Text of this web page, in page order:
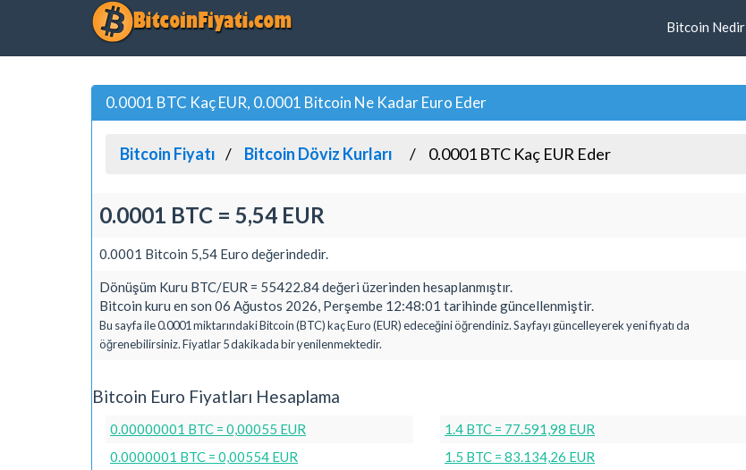
Bitcoin Nedir
0.0001 BTC Kaç EUR, 0.0001 Bitcoin Ne Kadar Euro Eder
Bitcoin Fiyatı Bitcoin Döviz Kurları 0.0001 BTC Kaç EUR Eder
0.0001 BTC = 5,54 EUR
0.0001 Bitcoin 5,54 Euro değerindedir.
Dönüşüm Kuru BTC/EUR = 55422.84 değeri üzerinden hesaplanmıştır.
Bitcoin kuru en son 06 Ağustos 2026, Perşembe 12:48:01 tarihinde güncellenmiştir.
Bu sayfa ile 0.0001 miktarındaki Bitcoin (BTC) kaç Euro (EUR) edeceğini öğrendiniz. Sayfayı güncelleyerek yeni fiyatı da
öğrenebilirsiniz. Fiyatlar 5 dakikada bir yenilenmektedir.
Bitcoin Euro Fiyatları Hesaplama
0.00000001 BTC = 0,00055 EUR
0.0000001 BTC = 0,00554 EUR
1.4 BTC = 77.591,98 EUR
1.5 BTC = 83.134,26 EUR